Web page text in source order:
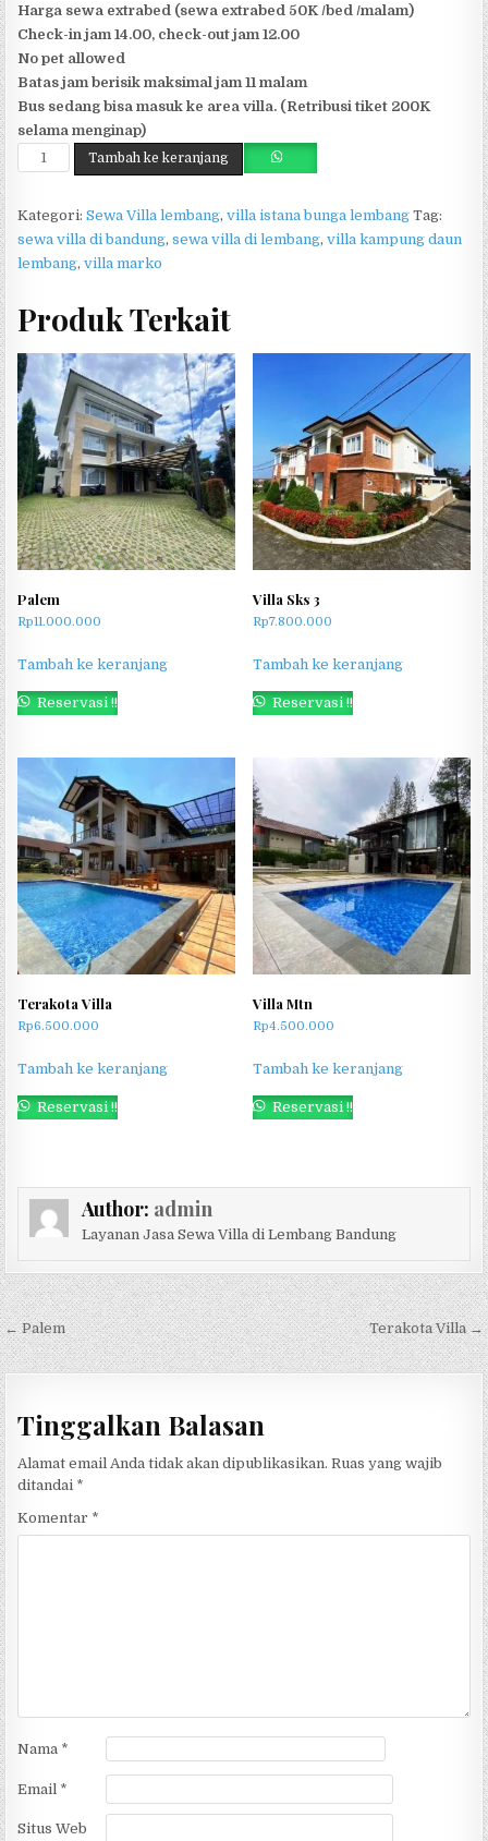
Harga sewa extrabed (sewa extrabed 50K /bed /malam)
Check-in jam 14.00, check-out jam 12.00
No pet allowed
Batas jam berisik maksimal jam 11 malam
Bus sedang bisa masuk ke area villa. (Retribusi tiket 200K
selama menginap)
Kuantitas Villa Marco
Tambah ke keranjang
Kategori:Sewa Villa lembang,villa istana bunga lembang Tag:
sewa villa di bandung,sewa villa di lembang,villa kampung daun
lembang,villa marko
Produk Terkait
Palem
Rp11.000.000
Tambah ke keranjang
Reservasi !!
Villa Sks 3
Rp7.800.000
Tambah ke keranjang
Reservasi !!
Terakota Villa
Rp6.500.000
Tambah ke keranjang
Reservasi !!
Villa Mtn
Rp4.500.000
Tambah ke keranjang
Reservasi !!
Author: admin
Layanan Jasa Sewa Villa di Lembang Bandung
Navigasi pos
← Palem Terakota Villa →
Tinggalkan Balasan
Alamat email Anda tidak akan dipublikasikan. Ruas yang wajib
ditandai *
Komentar *
Nama *
Email *
Situs Web